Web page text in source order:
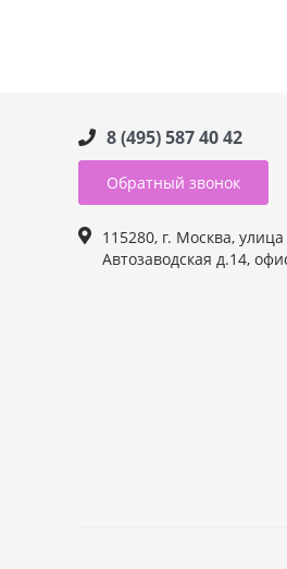
8 (495) 587 40 42
Обратный звонок
115280, г. Москва, улица
Автозаводская д.14,